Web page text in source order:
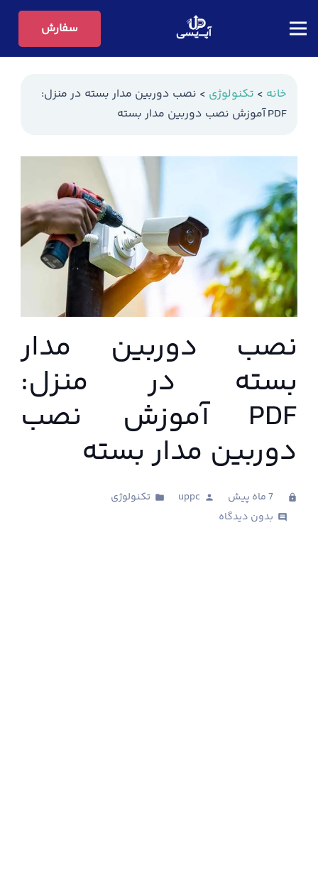
سفارش
خانه > تکنولوژی > نصب دوربین مدار بسته در منزل:
PDF آموزش نصب دوربین مدار بسته
نصب دوربین مدار
بسته در منزل:
PDF آموزش نصب
دوربین مدار بسته
clock 7 ماه پیش person
uppc
folder تکنولوژی
comments بدون دیدگاه